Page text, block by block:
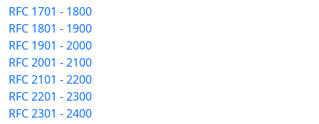
RFC 1701 - 1800
RFC 1801 - 1900
RFC 1901 - 2000
RFC 2001 - 2100
RFC 2101 - 2200
RFC 2201 - 2300
RFC 2301 - 2400